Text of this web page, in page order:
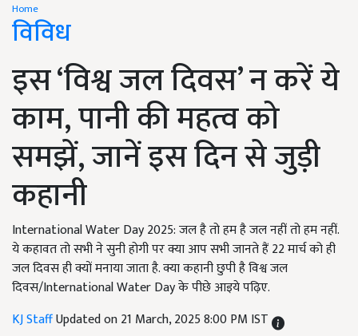
Home
विविध
इस ‘विश्व जल दिवस’ न करें ये
काम, पानी की महत्व को
समझें, जानें इस दिन से जुड़ी
कहानी
International Water Day 2025: जल है तो हम है जल नहीं तो हम नहीं.
ये कहावत तो सभी ने सुनी होगी पर क्या आप सभी जानते हैं 22 मार्च को ही
जल दिवस ही क्यों मनाया जाता है. क्या कहानी छुपी है विश्व जल
दिवस/International Water Day के पीछे आइये पढ़िए.
KJ StaffUpdated on 21 March, 2025 8:00 PM IST